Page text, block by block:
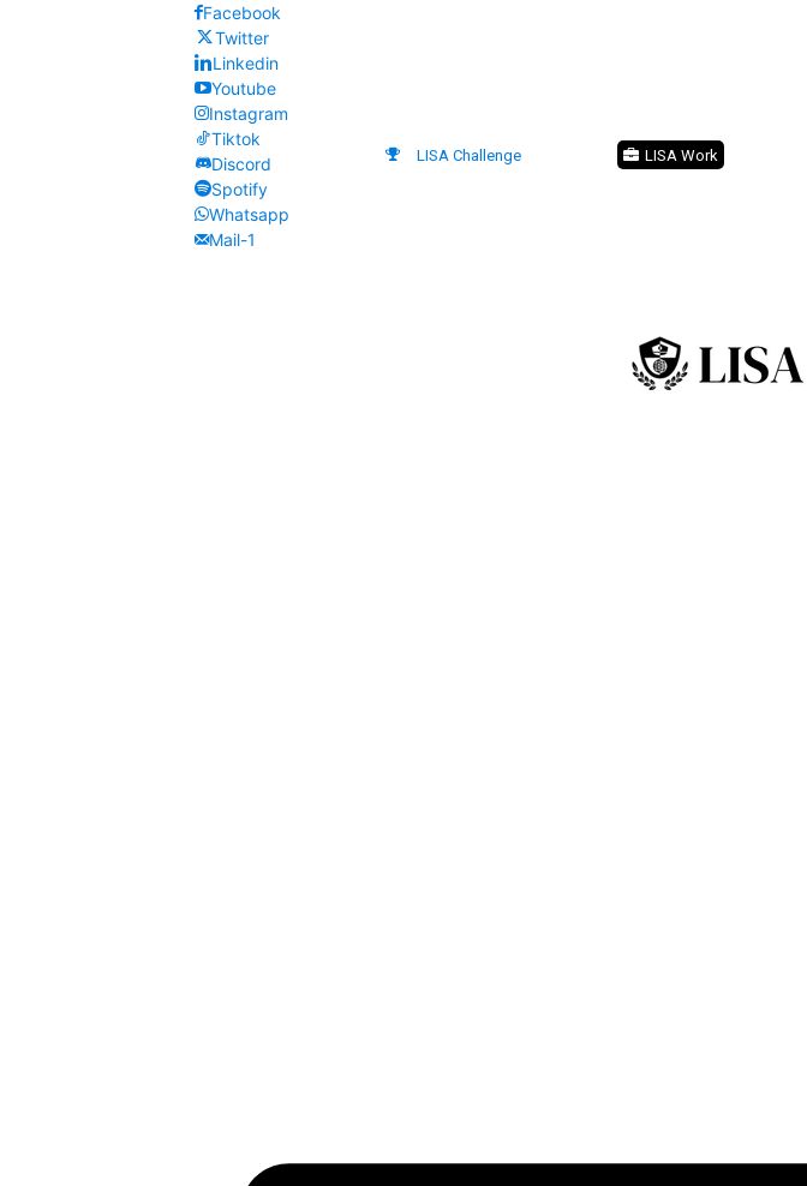
LISA Work
LISA Challenge
Facebook
Twitter
Linkedin
Youtube
Instagram
Tiktok
Discord
Spotify
Whatsapp
Mail-1